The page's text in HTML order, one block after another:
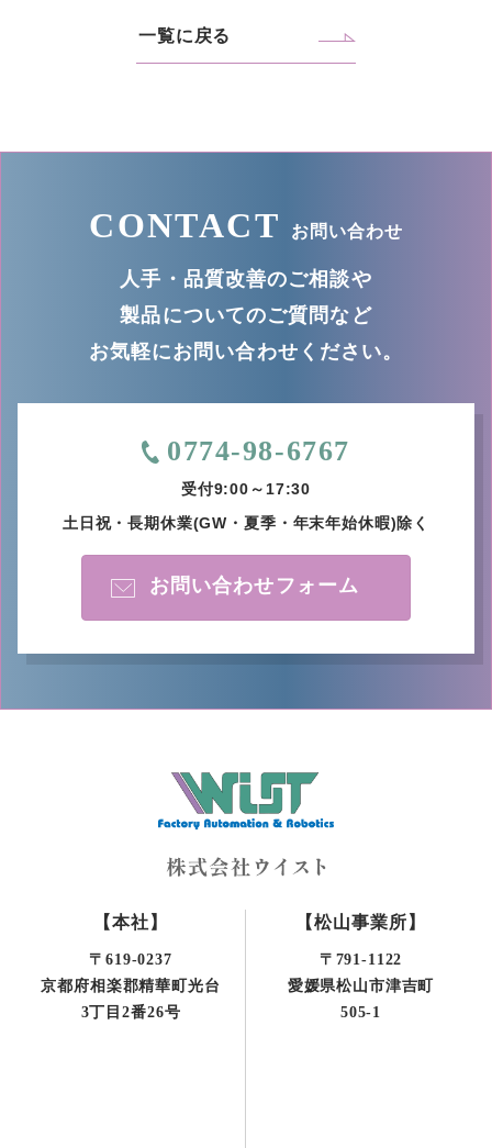
一覧に戻る
CONTACT お問い合わせ
人手・品質改善のご相談や
製品についてのご質問など
お気軽にお問い合わせください。
0774-98-6767
受付9:00～17:30
土日祝・長期休業(GW・夏季・年末年始休暇)除く
お問い合わせフォーム
【本社】
〒619-0237
京都府相楽郡精華町光台
3丁目2番26号
【松山事業所】
〒791-1122
愛媛県松山市津吉町
505-1